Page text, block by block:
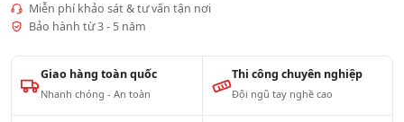
Miễn phí khảo sát & tư vấn tận nơi
Bảo hành từ 3 - 5 năm
Giao hàng toàn quốc
Nhanh chóng - An toàn
Thi công chuyên nghiệp
Đội ngũ tay nghề cao